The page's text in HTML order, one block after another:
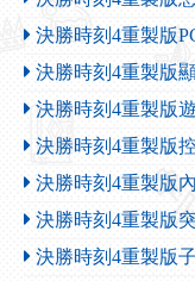
決勝時刻4重製版
決勝時刻4重製版
決勝時刻4重製版
決勝時刻4重製版
決勝時刻4重製版
決勝時刻4重製版
決勝時刻4重製版